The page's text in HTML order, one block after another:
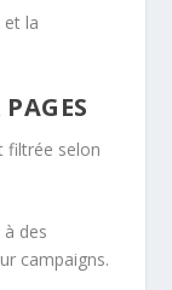
et la
filtrée selon
des
campaigns.